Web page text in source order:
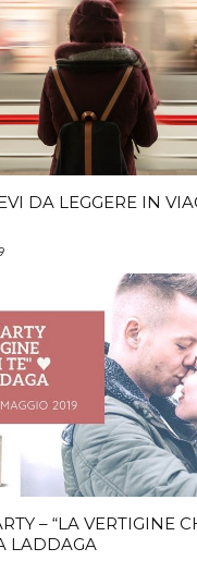
DA LEGGERE IN
– “LA VERTIGINE
LADDAGA